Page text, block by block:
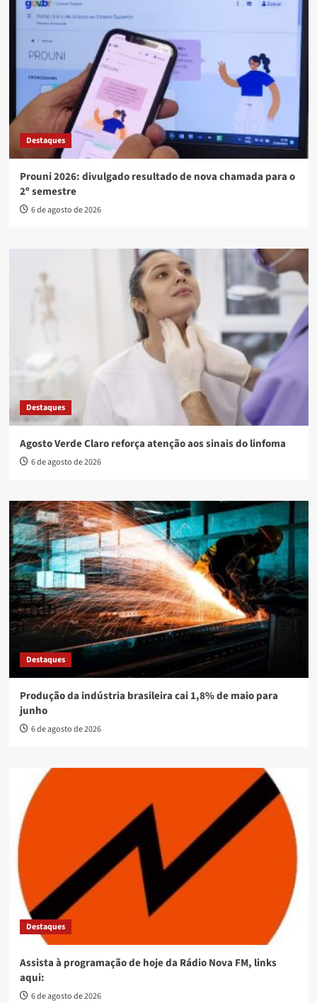
Destaques
Prouni 2026: divulgado resultado de nova chamada para o
2º semestre
6 de agosto de 2026
Destaques
Agosto Verde Claro reforça atenção aos sinais do linfoma
6 de agosto de 2026
Destaques
Produção da indústria brasileira cai 1,8% de maio para
junho
6 de agosto de 2026
Destaques
Assista à programação de hoje da Rádio Nova FM, links
aqui:
6 de agosto de 2026